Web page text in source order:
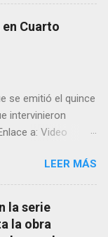
de nuestro
por muchos
(ya
estudiar y dar a
ende a Torbeo no
el articulo que
Arnaiz recogiendo
que le
Filomena) y
Cuarto
se emitió el quince
intervinieron
a: Video
MILENIO En
resolución:
- Filomena Arias.
LEER MÁS
la serie
la obra